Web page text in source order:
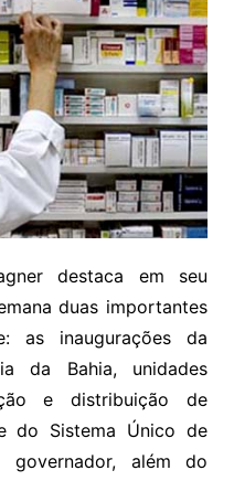
destaca em seu
duas importantes
as inaugurações da
da Bahia, unidades
e distribuição de
do Sistema Único de
governador, além do